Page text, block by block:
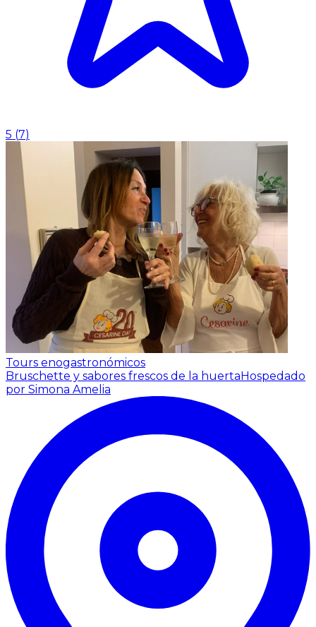
5 (7)
Tours enogastronómicos
Bruschette y sabores frescos de la huerta Hospedado
por Simona Amelia